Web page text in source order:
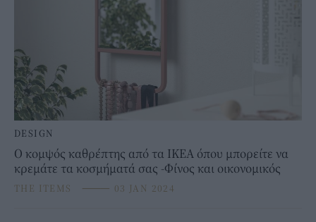
DESIGN
Ο κομψός καθρέπτης από τα IKEA όπου μπορείτε να
κρεμάτε τα κοσμήματά σας -Φίνος και οικονομικός
THE ITEMS ⸻ 03 JAN 2024